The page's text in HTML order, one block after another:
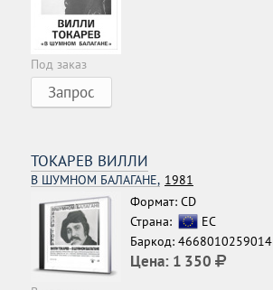
Под заказ
Запрос
ТОКАРЕВ ВИЛЛИ
В ШУМНОМ БАЛАГАНЕ, 1981
Формат: CD
Страна:
ЕС
Баркод: 4668010259014
Цена: 1 350